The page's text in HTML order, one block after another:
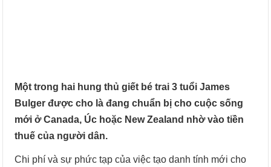
Một trong hai hung thủ giết bé trai 3 tuổi James
Bulger được cho là đang chuẩn bị cho cuộc sống
mới ở Canada, Úc hoặc New Zealand nhờ vào tiền
thuế của người dân.
Chi phí và sự phức tạp của việc tạo danh tính mới cho